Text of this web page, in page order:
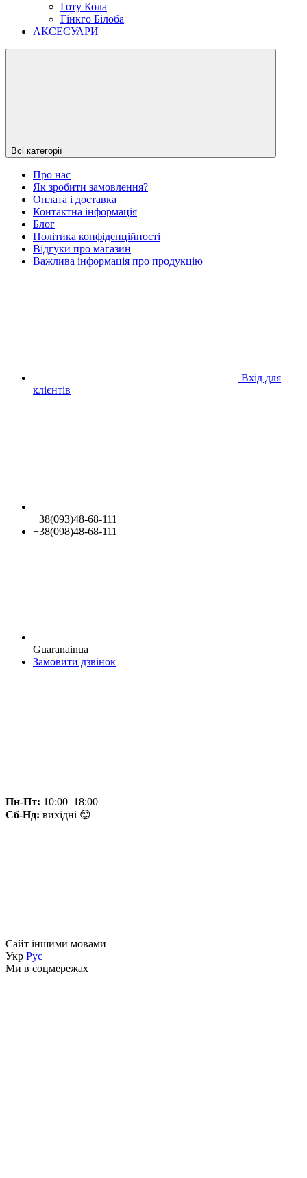
Готу Кола
Гінкго Білоба
АКСЕСУАРИ
Всі категорії
Про нас
Як зробити замовлення?
Оплата і доставка
Контактна інформація
Блог
Політика конфіденційності
Відгуки про магазин
Важлива інформація про продукцію
Вхід для
клієнтів
+38(093)48-68-111
+38(098)48-68-111
Guaranainua
Замовити дзвінок
Пн-Пт: 10:00–18:00
Сб-Нд: вихідні 😊
Сайт іншими мовами
Укр Рус
Ми в соцмережах